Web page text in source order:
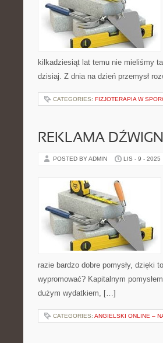
kilkadziesiąt lat temu nie mieliśmy
dzisiaj. Z dnia na dzień przemysł
CATEGORIES: FIZJOTERAPIA W
REKLAMA
POSTED BY ADMIN LIS - 9 - 2025
razie bardzo dobre pomysły, dzięki
wypromować? Kapitalnym
dużym wydatkiem, […]
CATEGORIES: ANGIELSKI ONLINE –